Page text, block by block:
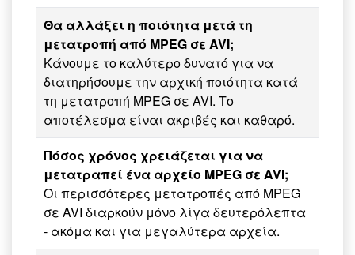
Θα αλλάξει η ποιότητα μετά τη
μετατροπή από MPEG σε AVI;
Κάνουμε το καλύτερο δυνατό για να
διατηρήσουμε την αρχική ποιότητα κατά
τη μετατροπή MPEG σε AVI. Το
αποτέλεσμα είναι ακριβές και καθαρό.
Πόσος χρόνος χρειάζεται για να
μετατραπεί ένα αρχείο MPEG σε AVI;
Οι περισσότερες μετατροπές από MPEG
σε AVI διαρκούν μόνο λίγα δευτερόλεπτα
- ακόμα και για μεγαλύτερα αρχεία.